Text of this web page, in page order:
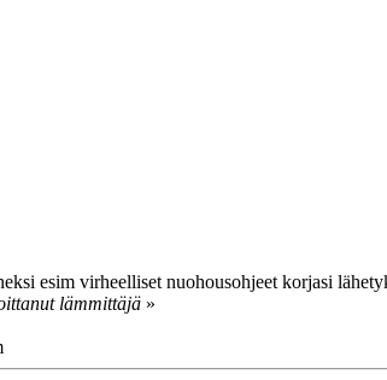
esim virheelliset nuohousohjeet korjasi
lämmittäjä »